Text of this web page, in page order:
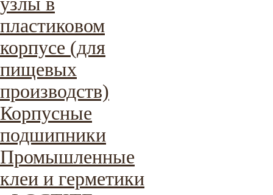
пластиковом
корпусе (для
пищевых
производств)
Корпусные
подшипники
Промышленные
клеи и герметики